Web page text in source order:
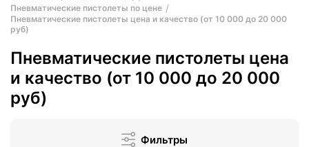
Пневматические пистолеты по цене
Пневматические пистолеты цена и качество (от 10 000 до 20 000
руб)
Пневматические пистолеты цена
и качество (от 10 000 до 20 000
руб)
Фильтры